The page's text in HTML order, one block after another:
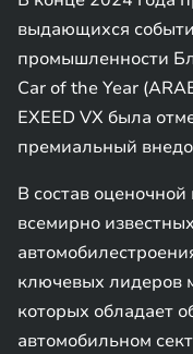
выдающихся
промышленности
Car of the Year
EXEED VX была
премиальный
В состав
всемирно
ключевых лидеров
которых обладает
автомобильном